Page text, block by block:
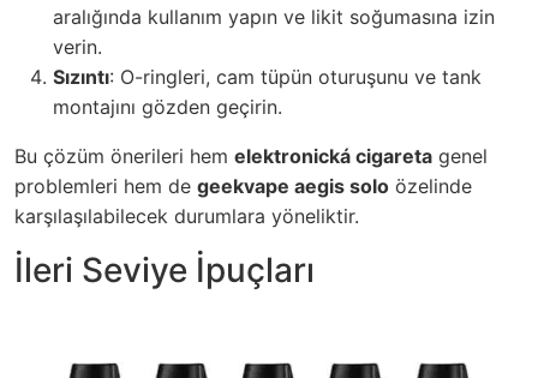
aralığında kullanım yapın ve likit soğumasına izin
verin.
Sızıntı: O-ringleri, cam tüpün oturuşunu ve tank
montajını gözden geçirin.
Bu çözüm önerileri hem elektronická cigareta genel
problemleri hem de geekvape aegis solo özelinde
karşılaşılabilecek durumlara yöneliktir.
İleri Seviye İpuçları